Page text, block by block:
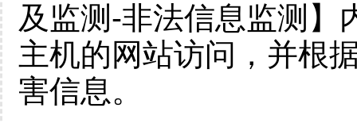
及监测-非法信息监测】
主机的网站访问，并根
害信息。